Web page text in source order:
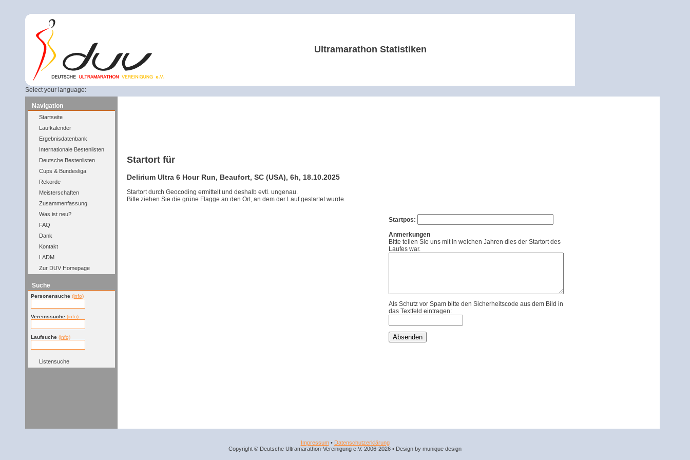
Ultramarathon Statistiken
Select your language:
Navigation
Startseite
Laufkalender
Ergebnisdatenbank
Internationale Bestenlisten
Deutsche Bestenlisten
Cups & Bundesliga
Rekorde
Meisterschaften
Zusammenfassung
Was ist neu?
FAQ
Dank
Kontakt
LADM
Zur DUV Homepage
Suche
Personensuche (info)
Vereinssuche (info)
Laufsuche (info)
Listensuche
Startort für
Delirium Ultra 6 Hour Run, Beaufort, SC (USA), 6h, 18.10.2025
Startort durch Geocoding ermittelt und deshalb evtl. ungenau.
Bitte ziehen Sie die grüne Flagge an den Ort, an dem der Lauf gestartet wurde.
Startpos:
Anmerkungen
Bitte teilen Sie uns mit in welchen Jahren dies der Startort des
Laufes war.
Als Schutz vor Spam bitte den Sicherheitscode aus dem Bild in
das Textfeld eintragen:
Impressum• Datenschutzerklärung
Copyright © Deutsche Ultramarathon-Vereinigung e.V. 2006-2026 • Design by munique design